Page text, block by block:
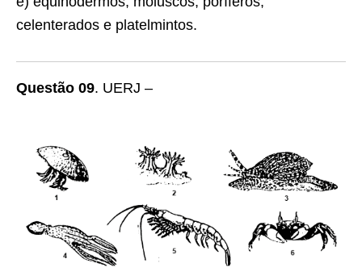
celenterados e platelmintos.
Questão 09. UERJ –